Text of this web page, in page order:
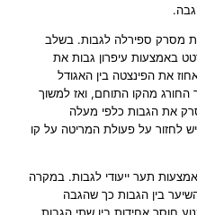
ת
ע
ם
א
ח
ב
מסרק ספירלה לגבות. בשלב
באמצעות עיפרון גבות את
את הפינצטה בין האגודל
מהקו התוחם, ואז למשוך
את הגבות כלפי מעלה
לחזור על פעולת המריטה על קו
תער ייעודי לגבות. במקרה
בין הגבות כך שהגבה